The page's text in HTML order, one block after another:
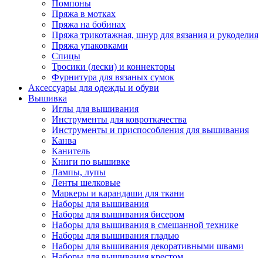
Помпоны
Пряжа в мотках
Пряжа на бобинах
Пряжа трикотажная, шнур для вязания и рукоделия
Пряжа упаковками
Спицы
Тросики (лески) и коннекторы
Фурнитура для вязаных сумок
Аксессуары для одежды и обуви
Вышивка
Иглы для вышивания
Инструменты для ковроткачества
Инструменты и приспособления для вышивания
Канва
Канитель
Книги по вышивке
Лампы, лупы
Ленты шелковые
Маркеры и карандаши для ткани
Наборы для вышивания
Наборы для вышивания бисером
Наборы для вышивания в смешанной технике
Наборы для вышивания гладью
Наборы для вышивания декоративными швами